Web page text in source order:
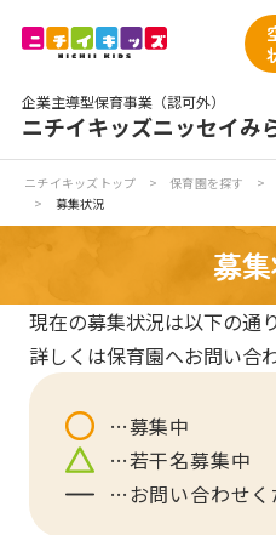
企業主導型保育事業（認可外）
ニチイキッズニッセイみ
ニチイが大切にしていること
保育園見学
入園の概要
子育てひろばのご紹介
ニチイキッズトップ > 保育園を探す >
>
募集状況
募
現在の募集状況は以下の通り
詳しくは保育園へお問い合
募集中
若干名募集中
お問い合わせ